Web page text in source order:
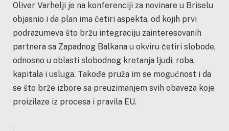
Oliver Varhelji je na konferenciji za novinare u Briselu
objasnio i da plan ima četiri aspekta, od kojih prvi
podrazumeva što bržu integraciju zainteresovanih
partnera sa Zapadnog Balkana u okviru četiri slobode,
odnosno u oblasti slobodnog kretanja ljudi, roba,
kapitala i usluga. Takođe pruža im se mogućnost i da
se što brže izbore sa preuzimanjem svih obaveza koje
proizilaze iz procesa i pravila EU.